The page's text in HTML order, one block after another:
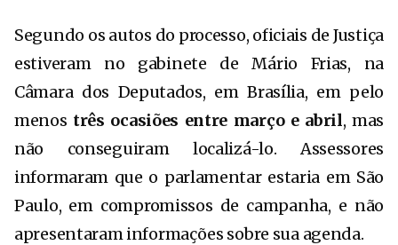
Segundo os autos do processo, oficiais de Justiça
estiveram no gabinete de Mário Frias, na
Câmara dos Deputados, em Brasília, em pelo
menos três ocasiões entre março e abril, mas
não conseguiram localizá-lo. Assessores
informaram que o parlamentar estaria em São
Paulo, em compromissos de campanha, e não
apresentaram informações sobre sua agenda.